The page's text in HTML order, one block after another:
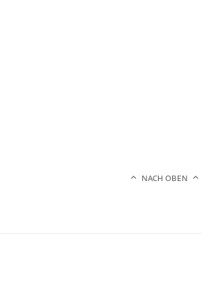
NACH OBEN